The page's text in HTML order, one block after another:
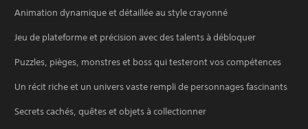
Animation dynamique et détaillée au style crayonné
Jeu de plateforme et précision avec des talents à débloquer
Puzzles, pièges, monstres et boss qui testeront vos compétences
Un récit riche et un univers vaste rempli de personnages fascinants
Secrets cachés, quêtes et objets à collectionner